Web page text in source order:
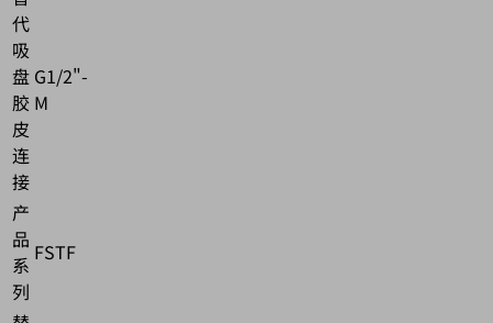
代
吸
盘
胶
皮
连
接
G1/2"-
M
产
品
系
列
FSTF